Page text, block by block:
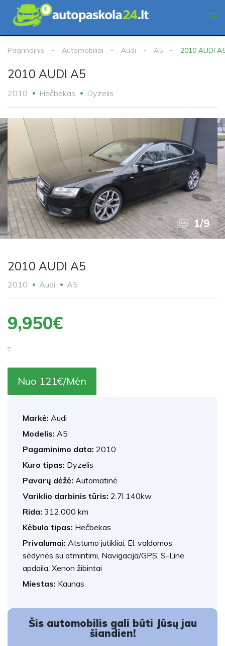
Pagrindinis Automobiliai Audi A5 2010 AUDI
2010 AUDI A5
2010 Hečbekas Dyzelis
1/9
2010 AUDI A5
2010 Audi A5
9,950€
.
Nuo 121€/Mėn
Markė: Audi
Modelis: A5
Pagaminimo data: 2010
Kuro tipas: Dyzelis
Pavarų dėžė: Automatinė
Variklio darbinis tūris: 2.7l 140kw
Rida: 312,000 km
Kėbulo tipas: Hečbekas
Privalumai: Atstumo jutikliai, El. valdomos
sėdynės su atmintimi, Navigacija/GPS, S-Line
apdaila, Xenon žibintai
Miestas: Kaunas
Šis automobilis gali būti Jūsų jau
šiandien!